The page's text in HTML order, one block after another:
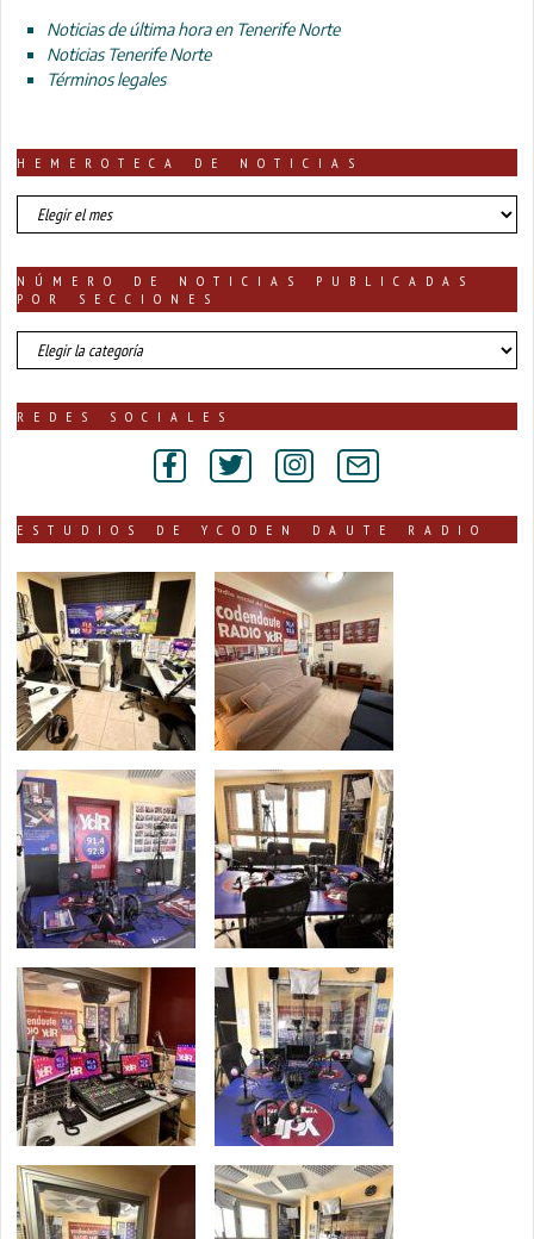
Noticias de última hora en Tenerife Norte
Noticias Tenerife Norte
Términos legales
HEMEROTECA DE NOTICIAS
HEMEROTECA
DE
NÚMERO DE NOTICIAS PUBLICADAS
POR SECCIONES
número
de
publicadas
REDES SOCIALES
ESTUDIOS DE YCODEN DAUTE RADIO